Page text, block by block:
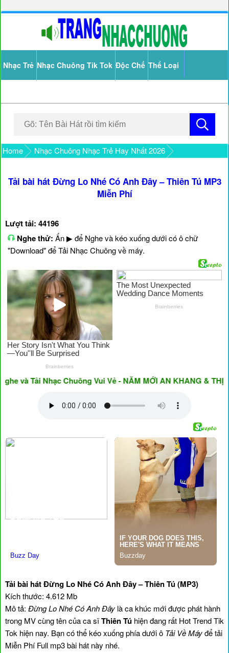
Nhạc Trẻ Nhạc Chuông Tik Tok Độc Chế Thể Loại
Home Nhạc Chuông Nhạc Trẻ Hay Nhất 2026
Tải bài hát Đừng Lo Nhé Có Anh Đây – Thiên Tú MP3
Miễn Phí
Lượt tải: 44196
Nghe thử: Ấn ▶ để Nghe và kéo xuống dưới có ô chữ
"Download" để Tải Nhạc Chuông về máy.
Tải Nhạc Chuông Vui Vẻ - NĂM MỚI AN KHANG & THỊNH
Tải bài hát Đừng Lo Nhé Có Anh Đây – Thiên Tú (MP3)
Kích thước: 4.612 Mb
Mô tả: Đừng Lo Nhé Có Anh Đây là ca khúc mới được phát hành
trong MV cùng tên của ca sĩThiên Tú hiện đang rất Hot Trend Tik
Tok hiện nay. Bạn có thể kéo xuống phía dưới ô Tải Về Máyđể tải
Miễn Phí Full mp3 bài hát này nhé.